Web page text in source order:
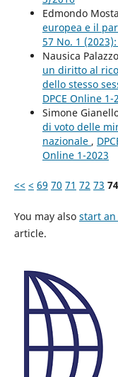
Edmondo
europea e il
57 No. 1
Nausica
un diritto al
dello stesso
DPCE Online 1-
Simone
di voto delle
nazionale ,
Online 1-2023
<< < 69 70 71 72 73 74
You may also start an
article.